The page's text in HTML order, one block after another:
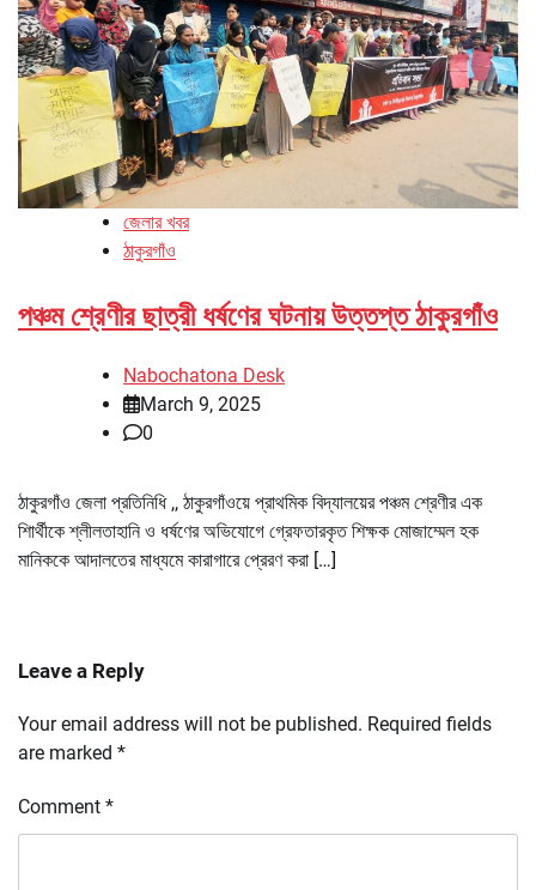
জেলার খবর
ঠাকুরগাঁও
পঞ্চম শ্রেণীর ছাত্রী ধর্ষণের ঘটনায় উত্তপ্ত ঠাকুরগাঁও
Nabochatona Desk
March 9, 2025
0
ঠাকুরগাঁও জেলা প্রতিনিধি ,, ঠাকুরগাঁওয়ে প্রাথমিক বিদ্যালয়ের পঞ্চম শ্রেণীর এক
শিার্থীকে শ্লীলতাহানি ও ধর্ষণের অভিযোগে গ্রেফতারকৃত শিক্ষক মোজাম্মেল হক
মানিককে আদালতের মাধ্যমে কারাগারে প্রেরণ করা […]
Leave a Reply
Your email address will not be published. Required fields
are marked *
Comment *